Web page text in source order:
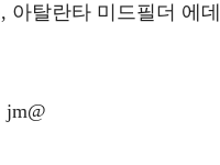
아탈란타 미드필더 에
jm@